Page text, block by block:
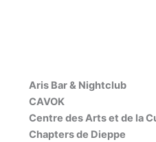
Aris Bar & Nightclub
CAVOK
Centre des Arts et de la
Chapters de Dieppe